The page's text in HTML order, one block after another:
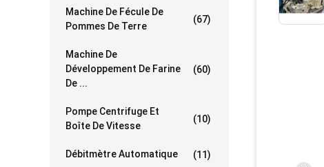
Machine De Fécule De
Pommes De Terre
(67)
Machine De
Développement De Farine
De ...
(60)
Pompe Centrifuge Et
Boîte De Vitesse
(10)
Débitmètre Automatique (11)